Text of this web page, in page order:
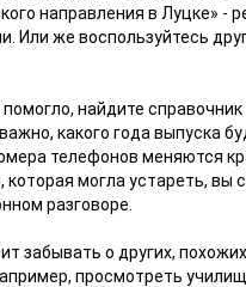
направления в Луцке» -
Или же воспользуйтесь
помогло, найдите
какого года выпуска
телефонов меняются
могла устареть, вы
разговоре.
забывать о других,
просмотреть